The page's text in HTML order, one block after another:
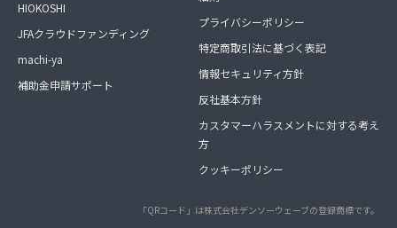
HIOKOSHI
JFAクラウドファンディング
machi-ya
補助金申請サポート
プライバシーポリシー
特定商取引法に基づく表記
情報セキュリティ方針
反社基本方針
カスタマーハラスメントに対する考え
方
クッキーポリシー
「QRコード」は株式会社デンソーウェーブの登録商標です。